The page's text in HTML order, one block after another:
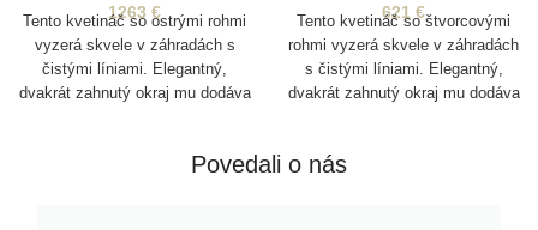
1263 €
Tento kvetináč so ostrými rohmi
vyzerá skvele v záhradách s
čistými líniami. Elegantný,
dvakrát zahnutý okraj mu dodáva
rozdeľovač v pohostinských
621 €
Tento kvetináč so štvorcovými
rohmi vyzerá skvele v záhradách
s čistými líniami. Elegantný,
dvakrát zahnutý okraj mu dodáva
rozdeľovač v pohostinských
Povedali o nás